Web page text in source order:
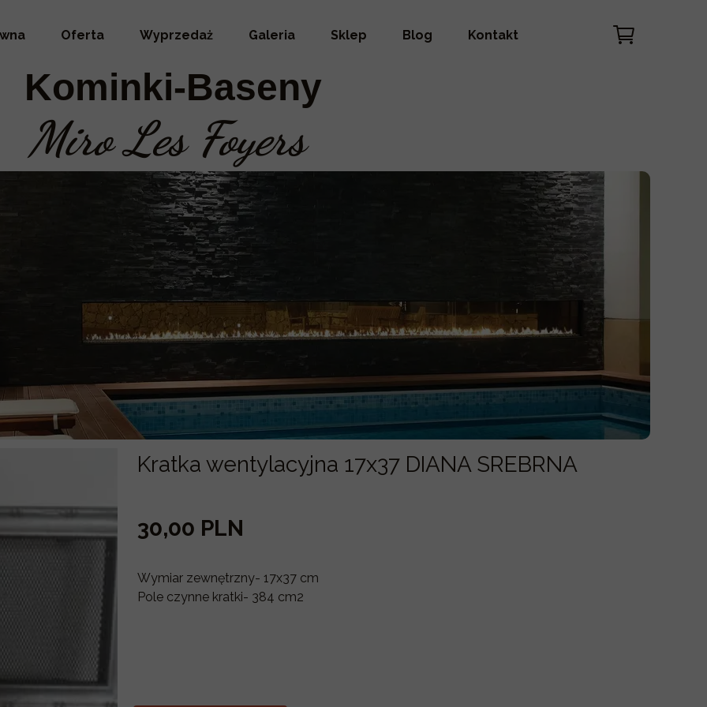
Oferta Wyprzedaż Galeria Sklep Blog Kontakt
Kominki-Baseny
Miro Les Foyers
Wymiar zewnętrzny- 17x37 cm
Pole czynne kratki- 384 cm2
30,00 PLN
Kratka wentylacyjna 17x37 DIANA SREBRNA